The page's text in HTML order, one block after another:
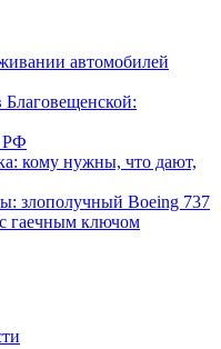
автомобилей
Благовещенской:
РФ
кому нужны, что дают,
злополучный Boeing 737
гаечным ключом